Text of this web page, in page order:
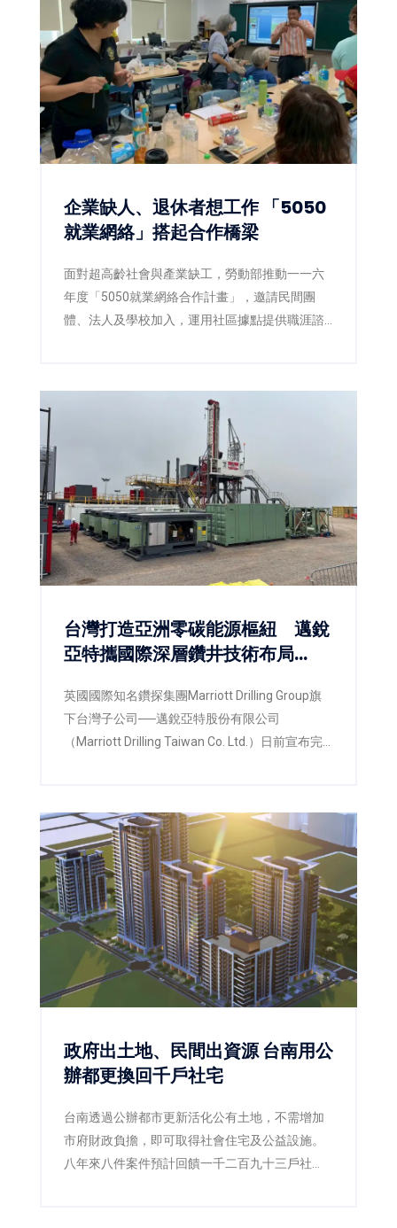
企業缺人、退休者想工作 「5050
就業網絡」搭起合作橋梁
面對超高齡社會與產業缺工，勞動部推動一一六
年度「5050就業網絡合作計畫」，邀請民間團
體、法人及學校加入，運用社區據點提供職涯諮
台灣打造亞洲零碳能源樞紐 邁銳
亞特攜國際深層鑽井技術布局
英國國際知名鑽探集團Marriott Drilling Group旗
下台灣子公司──邁銳亞特股份有限公司
（Marriott Drilling Taiwan Co. Ltd.）日前宣布完
技術中心，攜手台灣產業資本、科研團隊及國際
工程技術，共同布局亞洲地熱、CCUS及地下能源
工程市場，協助建構支撐RE100及2050淨零目標
的重要基礎建設。
政府出土地、民間出資源 台南用公
辦都更換回千戶社宅
台南透過公辦都市更新活化公有土地，不需增加
市府財政負擔，即可取得社會住宅及公益設施。
八年來八件案件預計回饋一千二百九十三戶社